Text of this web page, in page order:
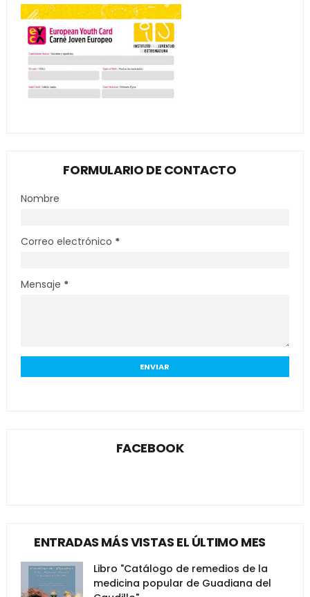
FORMULARIO DE CONTACTO
Nombre
Correo electrónico *
Mensaje *
FACEBOOK
ENTRADAS MÁS VISTAS EL ÚLTIMO MES
Libro "Catálogo de remedios de la
medicina popular de Guadiana del